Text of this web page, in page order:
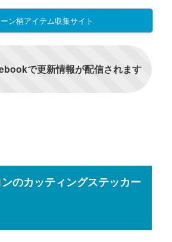
ン柄アイテム収集サイト
で更新情報が配信されます
のカッティングステッカー